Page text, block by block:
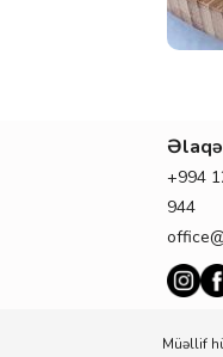
Əlaqə
+994
944
Müəllif